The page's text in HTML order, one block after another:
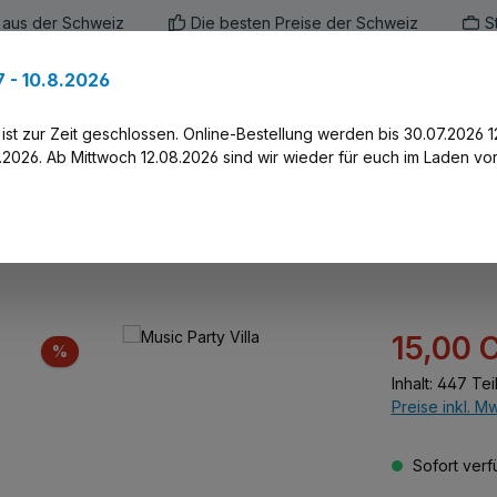
der Schweiz Die besten Preise der Schweiz
% Rabatt
Verkaufspreis:
15,00
Inhalt: 447
Preise inkl.
Sofort
- 10.8.2026
zur Zeit geschlossen. Online-Bestellung werden bis 30.07.2026
Ab Mittwoch 12.08.2026 sind wir wieder für euch im Laden vor